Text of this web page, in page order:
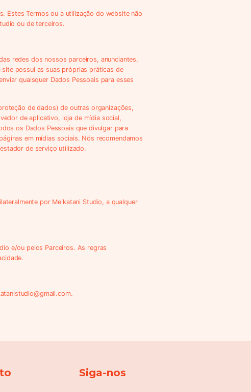
Estes Termos ou a utilização do website não
ou de terceiros.
redes dos nossos parceiros, anunciantes,
possui as suas próprias práticas de
quaisquer Dados Pessoais para esses
de dados) de outras organizações,
de aplicativo, loja de mídia social,
os Dados Pessoais que divulgar para
em mídias sociais. Nós recomendamos
de serviço utilizado.
por Meikatani Studio, a qualquer
e/ou pelos Parceiros. As regras
.
Siga-nos